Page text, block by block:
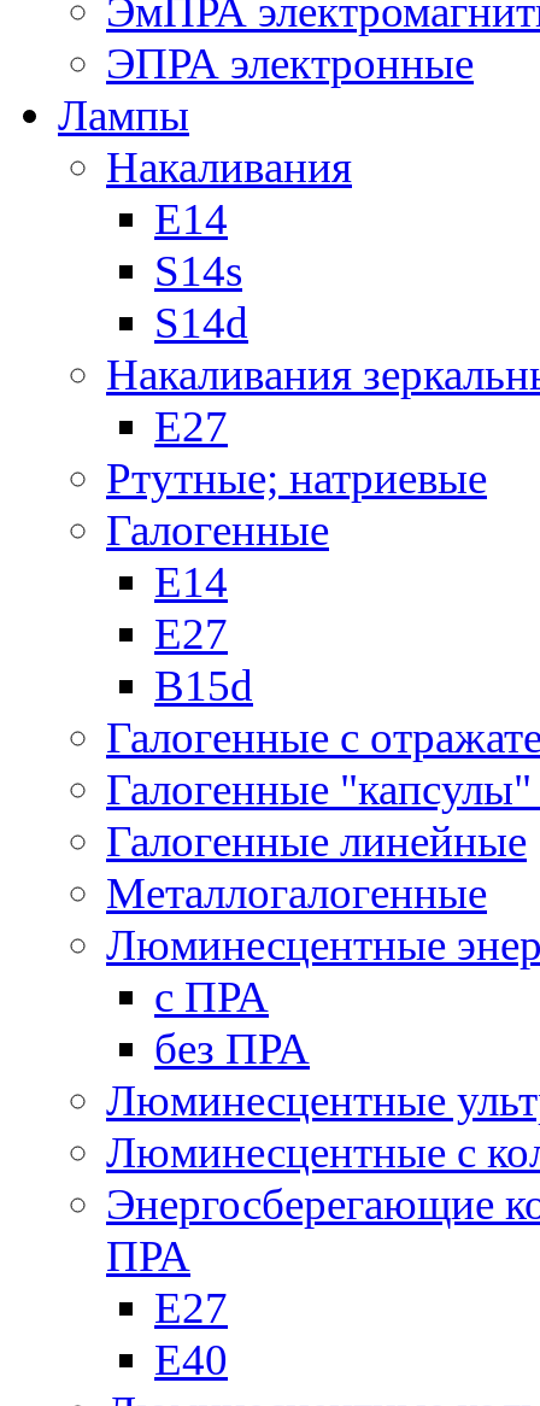
ЭмПРА
ЭПРА электронные
Лампы
Накаливания
Е14
S14s
S14d
Накаливания
Е27
Ртутные; натриевые
Галогенные
Е14
Е27
B15d
Галогенные с
Галогенные "капсулы"
Галогенные линейные
Металлогалогенные
Люминесцентные
с ПРА
без ПРА
Люминесцентные
Люминесцентные с
Энергосберегающие
ПРА
Е27
Е40